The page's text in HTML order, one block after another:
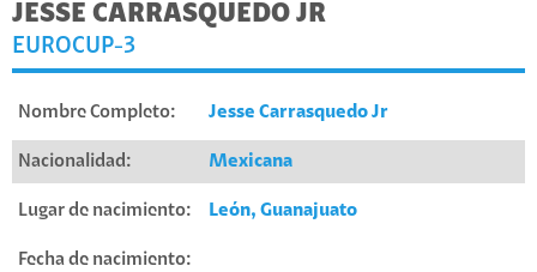
JESSE CARRASQUEDO JR
EUROCUP-3
Nombre Completo: Jesse Carrasquedo Jr
Nacionalidad: Mexicana
Lugar de nacimiento: León, Guanajuato
Fecha de nacimiento: